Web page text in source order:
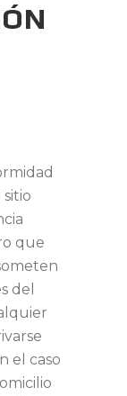
que
del
el caso